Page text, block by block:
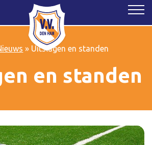
» Uitslagen en standen
en standen